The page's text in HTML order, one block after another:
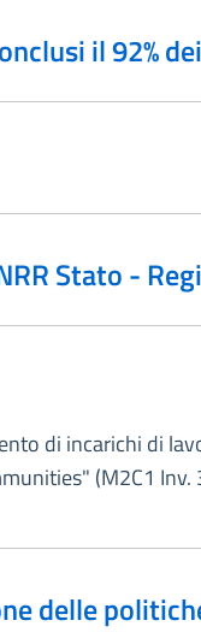
il 92%
Stato -
di incarichi di
(M2C1
delle